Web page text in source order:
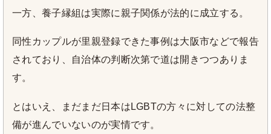
一方、養子縁組は実際に親子関係が法的に成立する。
同性カップルが里親登録できた事例は大阪市などで報告
されており、自治体の判断次第で道は開きつつありま
す。
とはいえ、まだまだ日本はLGBTの方々に対しての法整
備が進んでいないのが実情です。